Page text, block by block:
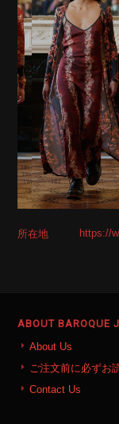
所在地 https://
ABOUT BAROQUE
About Us
ご注文前に必ずお
Contact Us